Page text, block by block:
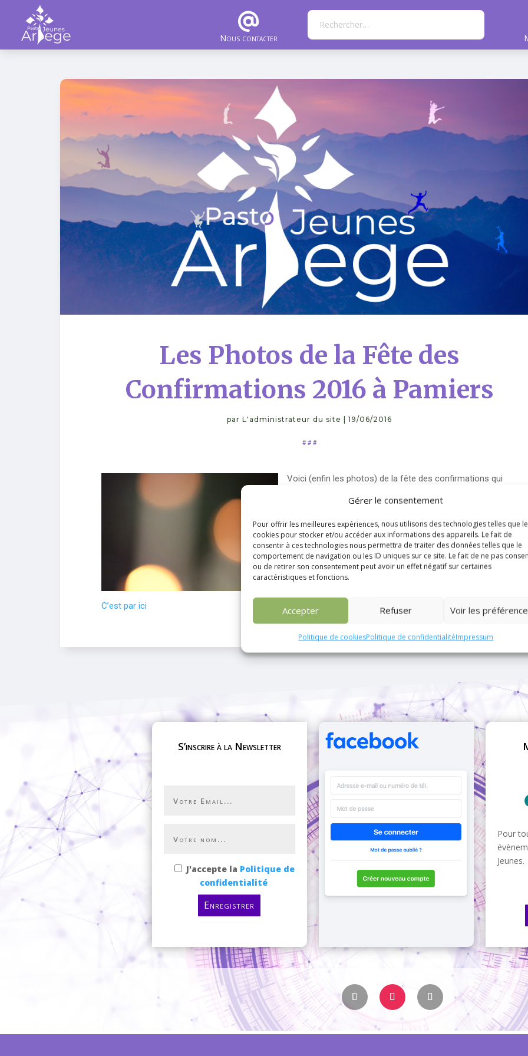
Gérer le consentement
Pour offrir les meilleures expériences, nous utilisons des technologies telles que
cookies pour stocker et/ou accéder aux informations des appareils. Le fait de
consentir à ces technologies nous permettra de traiter des données telles que le
comportement de navigation ou les ID uniques sur ce site. Le fait de ne pas
ou de retirer son consentement peut avoir un effet négatif sur certaines
caractéristiques et fonctions.
Accepter Refuser Voir les
Politique de cookiesPolitique de confidentialitéImpressum
Rechercher…
Nous contacter
Les Photos de la Fête des
Confirmations 2016 à Pamiers
parL'administrateur du site |19/06/2016
# # #
Voici (enfin les photos) de la fête des confirmations qui
2 liens possibles pour les télécharger :
Un premier lien qui télécharge l’ensemble des photos dans
un dossier compressé au format .ZIP :C’est par ici
Un deuxième lien sur lequel vous pourrez voir les photos
directement sur internet et ne télécharger que celles qui
C’est par ici
S’inscrire à la Newsletter
J'accepte la Politique de
confidentialité
Enregistrer
Pour
Jeunes.